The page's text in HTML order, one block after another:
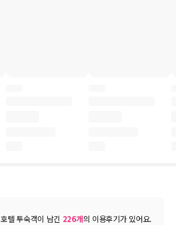
호텔 투숙객이 남긴 226개의 이용후기가 있어요.